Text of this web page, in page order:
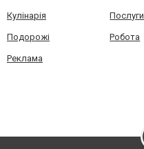
Кулінарія Послуги
Подорожі Робота
Реклама